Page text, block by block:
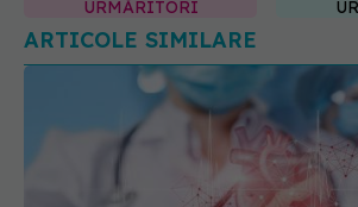
URMĂRITORI
ARTICOLE SIMILARE